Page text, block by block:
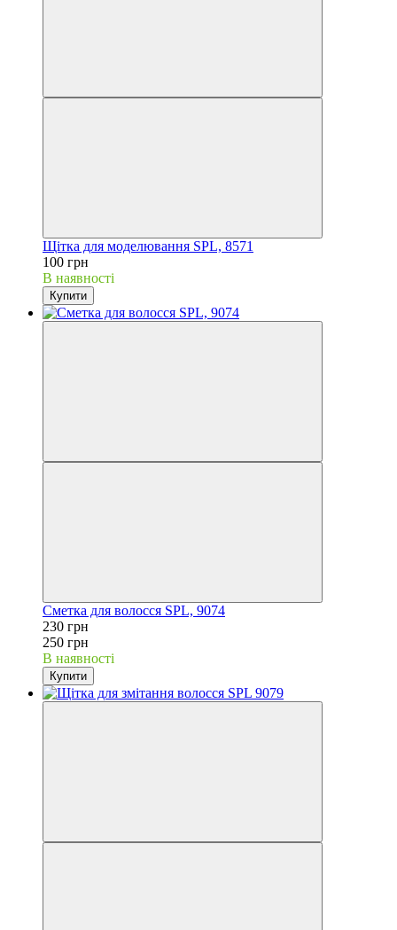
Щітка для моделювання SPL, 8571
100 грн
В наявності
Купити
Сметка для волосся SPL, 9074
230 грн
250 грн
В наявності
Купити